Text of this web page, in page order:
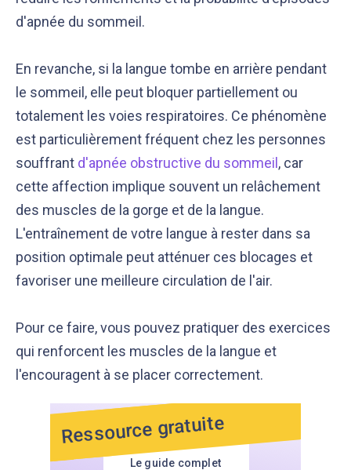
d'apnée du sommeil.
En revanche, si la langue tombe en arrière pendant
le sommeil, elle peut bloquer partiellement ou
totalement les voies respiratoires. Ce phénomène
est particulièrement fréquent chez les personnes
souffrant d'apnée obstructive du sommeil , car
cette affection implique souvent un relâchement
des muscles de la gorge et de la langue.
L'entraînement de votre langue à rester dans sa
position optimale peut atténuer ces blocages et
favoriser une meilleure circulation de l'air.
Pour ce faire, vous pouvez pratiquer des exercices
qui renforcent les muscles de la langue et
l'encouragent à se placer correctement.
Le guide complet
Ressource gratuite